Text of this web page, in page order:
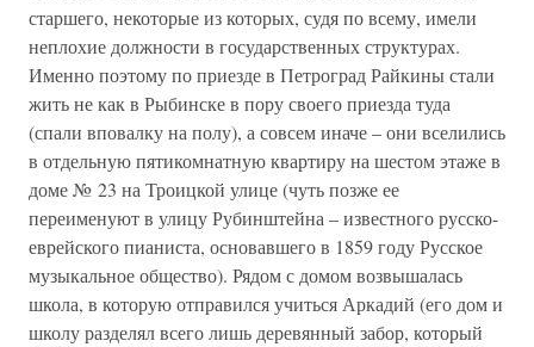
старшего, некоторые из которых, судя по всему, имели
неплохие должности в государственных структурах.
Именно поэтому по приезде в Петроград Райкины стали
жить не как в Рыбинске в пору своего приезда туда
(спали вповалку на полу), а совсем иначе – они вселились
в отдельную пятикомнатную квартиру на шестом этаже в
доме № 23 на Троицкой улице (чуть позже ее
переименуют в улицу Рубинштейна – известного русско-
еврейского пианиста, основавшего в 1859 году Русское
музыкальное общество). Рядом с домом возвышалась
школа, в которую отправился учиться Аркадий (его дом и
школу разделял всего лишь деревянный забор, который